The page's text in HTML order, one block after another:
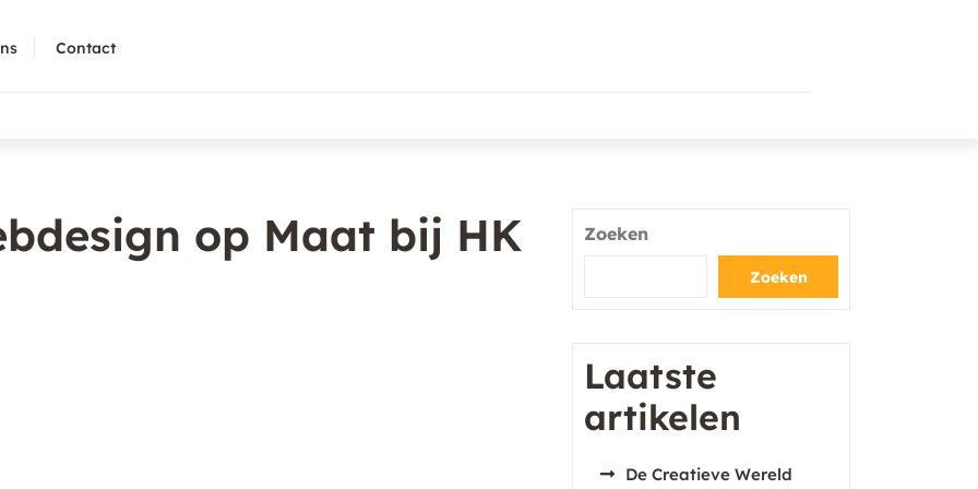
Contact
op Maat bij HK
Zoeken
Zoeken
Laatste
artikelen
De Creatieve Wereld